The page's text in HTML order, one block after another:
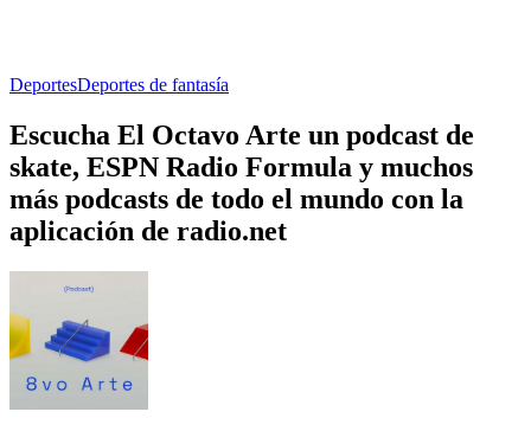
DeportesDeportes de fantasía
Escucha El Octavo Arte un podcast de
skate, ESPN Radio Formula y muchos
más podcasts de todo el mundo con la
aplicación de radio.net